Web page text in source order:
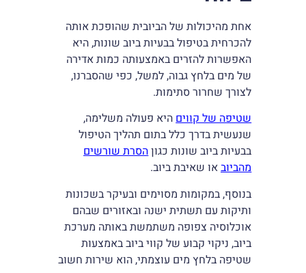
אחת מהיכולות של הביובית שהופכת אותה
להכרחית בטיפול בבעיות ביוב שונות, היא
האפשרות להזרים באמצעותה כמות אדירה
של מים בלחץ גבוה, למשל, כפי שהסברנו,
לצורך שחרור סתימות.
שטיפה של קוויםהיא פעולה משלימה,
שנעשית בדרך כלל בתום תהליך הטיפול
בבעיות ביוב שונות כגוןהסרת שורשים
מהביובאו שאיבת ביוב.
בנוסף, במקומות מסוימים ובעיקר בשכונות
ותיקות עם תשתית ישנה ובאזורים שבהם
אוכלוסיה צפופה משתמשת באותה מערכת
ביוב, ניקוי קבוע של קווי ביוב באמצעות
שטיפה בלחץ מים עוצמתי, הוא שירות חשוב